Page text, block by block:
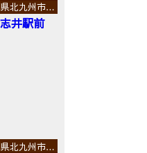
ー）
北九州市…
井駅前
北九州市…